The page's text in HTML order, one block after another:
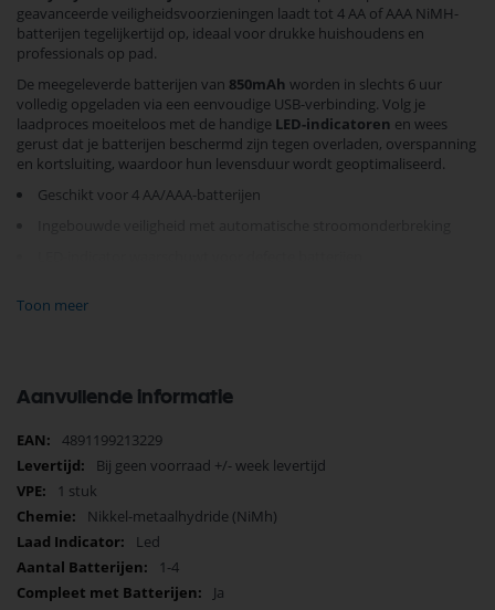
geavanceerde veiligheidsvoorzieningen laadt tot 4 AA of AAA NiMH-
batterijen tegelijkertijd op, ideaal voor drukke huishoudens en
professionals op pad.
De meegeleverde batterijen van 850mAh worden in slechts 6 uur
volledig opgeladen via een eenvoudige USB-verbinding. Volg je
laadproces moeiteloos met de handige LED-indicatoren en wees
gerust dat je batterijen beschermd zijn tegen overladen, overspanning
en kortsluiting, waardoor hun levensduur wordt geoptimaliseerd.
Geschikt voor 4 AA/AAA-batterijen
Toon meer
Aanvullende informatie
Meer
informatie
4891199213229
Bij geen voorraad +/- week levertijd
1 stuk
Nikkel-metaalhydride (NiMh)
Led
1-4
Ja